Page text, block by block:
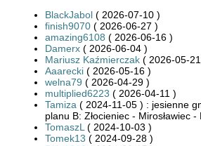
BlackJabol ( 2026-07-10 )
finish9070 ( 2026-06-27 )
amazing6108 ( 2026-06-16 )
Damerx ( 2026-06-04 )
Mariusz Kaźmierczak ( 2026-05-
Aaarecki ( 2026-05-16 )
welna79 ( 2026-04-29 )
multiplied6223 ( 2026-04-11 )
Tamiza ( 2024-11-05 ) : jesienne
planu B: Złocieniec - Mirosławiec -
TomaszL ( 2024-10-03 )
Tomek13 ( 2024-09-28 )